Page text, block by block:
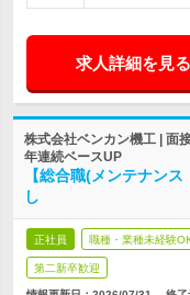
求人詳細を見る
株式会社ベンカン機工 | 面
年連続ベースUP
【総合職(メンテナン
し
正社員 職種・業種未経験
第二新卒歓迎